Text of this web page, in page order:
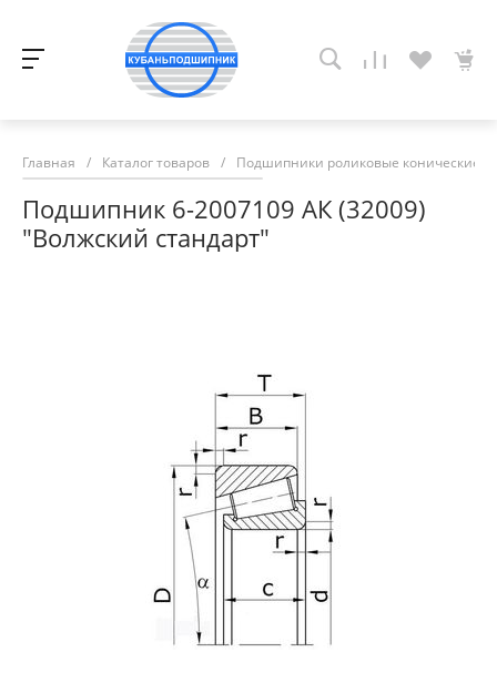
Главная / Каталог товаров / Подшипники роликовые конические
Подшипник 6-2007109 АК (32009)
"Волжский стандарт"